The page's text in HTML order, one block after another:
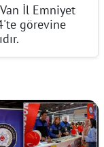
İl Emniyet
görevine